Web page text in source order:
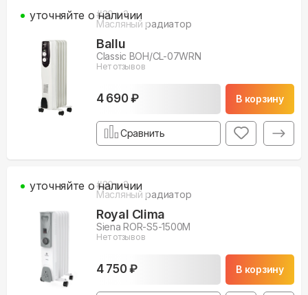
#20м3
Масляный радиатор
Ballu
Classic BOH/CL-07WRN
Нет отзывов
4 690 ₽ В корзину
уточняйте о наличии
Сравнить
#20м3
Масляный радиатор
Royal Clima
Siena ROR-S5-1500M
Нет отзывов
4 750 ₽ В корзину
уточняйте о наличии